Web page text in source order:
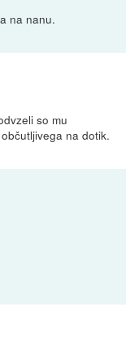
na nanu.
so mu
na dotik.